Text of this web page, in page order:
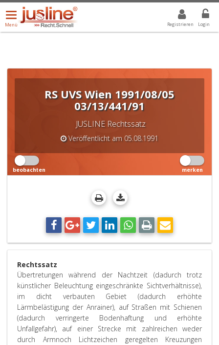
Registrieren Login
Menü
öffnen/schließen
Menü
ALLE DROPDOWN: GEWÄHLTER WERT IST ALLE
RS UVS Wien 1991/08/05
03/13/441/91
JUSLINE Rechtssatz
Veröffentlicht am 05.08.1991
beobachten merken
Rechtssatz
Übertretungen während der Nachtzeit (dadurch trotz
künstlicher Beleuchtung eingeschränkte Sichtverhältnisse),
im dicht verbauten Gebiet (dadurch erhöhte
Lärmbelästigung der Anrainer), auf Straßen mit Schienen
(dadurch verringerte Bodenhaftung und erhöhte
Unfallgefahr), auf einer Strecke mit zahlreichen weder
durch Armnoch Lichtzeichen geregelten Kreuzungen